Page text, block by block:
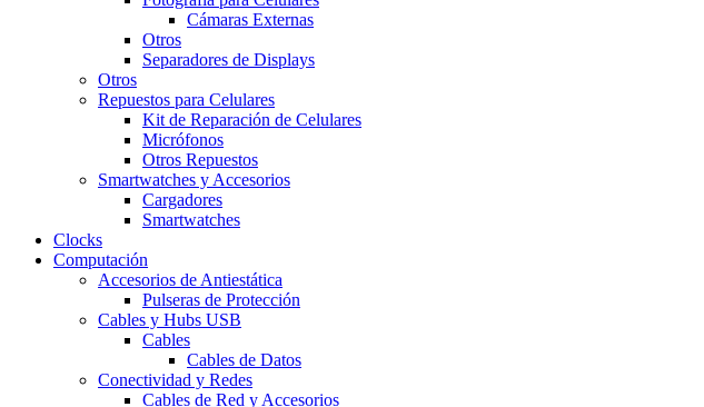
Cámaras Externas
Otros
Separadores de Displays
Otros
Repuestos para Celulares
Kit de Reparación de Celulares
Micrófonos
Otros Repuestos
Smartwatches y Accesorios
Cargadores
Smartwatches
Clocks
Computación
Accesorios de Antiestática
Pulseras de Protección
Cables y Hubs USB
Cables
Cables de Datos
Conectividad y Redes
Cables de Red y Accesorios